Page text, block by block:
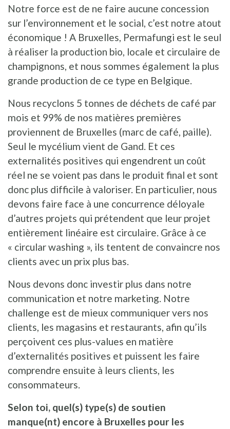
Notre force est de ne faire aucune concession
sur l’environnement et le social, c’est notre atout
économique ! A Bruxelles, Permafungi est le seul
à réaliser la production bio, locale et circulaire de
champignons, et nous sommes également la plus
grande production de ce type en Belgique.
Nous recyclons 5 tonnes de déchets de café par
mois et 99% de nos matières premières
proviennent de Bruxelles (marc de café, paille).
Seul le mycélium vient de Gand. Et ces
externalités positives qui engendrent un coût
réel ne se voient pas dans le produit final et sont
donc plus difficile à valoriser. En particulier, nous
devons faire face à une concurrence déloyale
d’autres projets qui prétendent que leur projet
entièrement linéaire est circulaire. Grâce à ce
« circular washing », ils tentent de convaincre nos
clients avec un prix plus bas.
Nous devons donc investir plus dans notre
communication et notre marketing. Notre
challenge est de mieux communiquer vers nos
clients, les magasins et restaurants, afin qu’ils
perçoivent ces plus-values en matière
d’externalités positives et puissent les faire
comprendre ensuite à leurs clients, les
consommateurs.
Selon toi, quel(s) type(s) de soutien
manque(nt) encore à Bruxelles pour les